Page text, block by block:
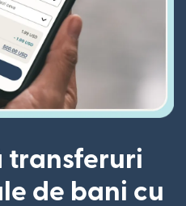
transferuri
de bani cu